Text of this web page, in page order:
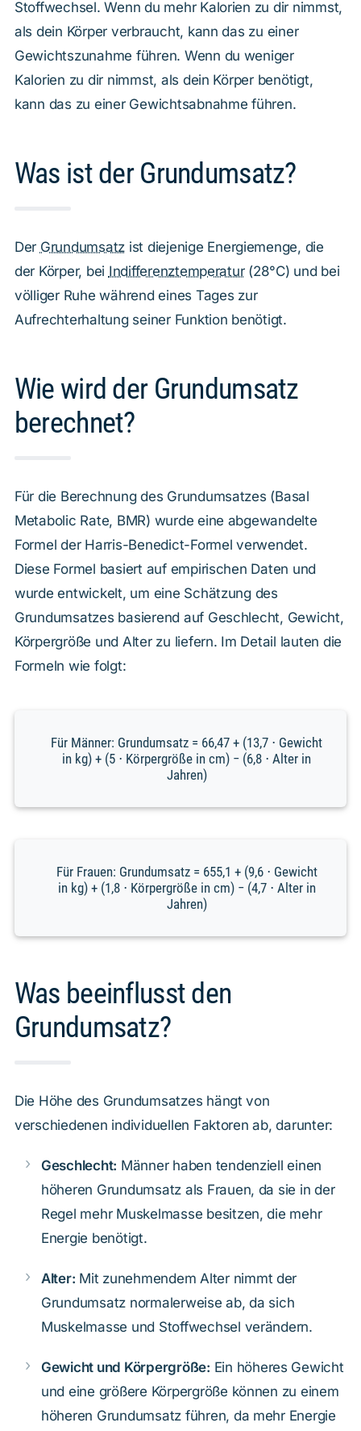
Stoffwechsel. Wenn du mehr Kalorien zu dir nimmst,
als dein Körper verbraucht, kann das zu einer
Gewichtszunahme führen. Wenn du weniger
Kalorien zu dir nimmst, als dein Körper benötigt,
kann das zu einer Gewichtsabnahme führen.
Was ist der Grundumsatz?
Der Grundumsatz ist diejenige Energiemenge, die
der Körper, bei Indifferenztemperatur(28°C) und bei
völliger Ruhe während eines Tages zur
Aufrechterhaltung seiner Funktion benötigt.
Wie wird der Grundumsatz
berechnet?
Für die Berechnung des Grundumsatzes (Basal
Metabolic Rate, BMR) wurde eine abgewandelte
Formel der Harris-Benedict-Formel verwendet.
Diese Formel basiert auf empirischen Daten und
wurde entwickelt, um eine Schätzung des
Grundumsatzes basierend auf Geschlecht, Gewicht,
Körpergröße und Alter zu liefern. Im Detail lauten die
Formeln wie folgt:
Für Männer: Grundumsatz = 66,47 + (13,7 ⋅ Gewicht
in kg) + (5 ⋅ Körpergröße in cm) − (6,8 ⋅ Alter in
Jahren)
Für Frauen: Grundumsatz = 655,1 + (9,6 ⋅ Gewicht
in kg) + (1,8 ⋅ Körpergröße in cm) − (4,7 ⋅ Alter in
Jahren)
Was beeinflusst den
Grundumsatz?
Die Höhe des Grundumsatzes hängt von
verschiedenen individuellen Faktoren ab, darunter:
Geschlecht: Männer haben tendenziell einen
höheren Grundumsatz als Frauen, da sie in der
Regel mehr Muskelmasse besitzen, die mehr
Energie benötigt.
Alter: Mit zunehmendem Alter nimmt der
Grundumsatz normalerweise ab, da sich
Muskelmasse und Stoffwechsel verändern.
Gewicht und Körpergröße: Ein höheres Gewicht
und eine größere Körpergröße können zu einem
höheren Grundumsatz führen, da mehr Energie